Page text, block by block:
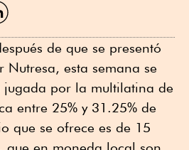
de que se presentó
Nutresa, esta semana se
jugada por la multilatina de
entre 25% y 31.25% de
que se ofrece es de 15